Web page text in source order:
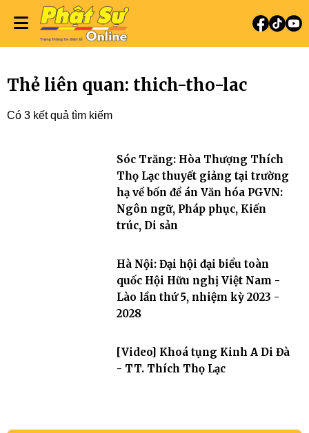
Thẻ liên quan: thich-tho-lac
Có 3 kết quả tìm kiếm
Sóc Trăng: Hòa Thượng Thích
Thọ Lạc thuyết giảng tại trường
hạ về bốn đề án Văn hóa PGVN:
Ngôn ngữ, Pháp phục, Kiến
trúc, Di sản
Hà Nội: Đại hội đại biểu toàn
quốc Hội Hữu nghị Việt Nam -
Lào lần thứ 5, nhiệm kỳ 2023 -
2028
[Video] Khoá tụng Kinh A Di Đà
- TT. Thích Thọ Lạc